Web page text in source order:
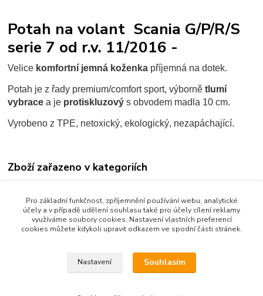
Potah na volant Scania G/P/R/S
serie 7 od r.v. 11/2016 -
Velice komfortní jemná koženka příjemná na dotek.
Potah je z řady premium/comfort sport, výbornětlumí
vybrace a je protiskluzovýs obvodem madla 10 cm.
Vyrobeno z TPE, netoxický, ekologický, nezapáchající.
Zboží zařazeno v kategoriích
POTAHY VOLANTU
Scania
Pro základní funkčnost, zpříjemnění používání webu, analytické
účely a v případě udělení souhlasu také pro účely cílení reklamy
využíváme soubory cookies. Nastavení vlastních preferencí
cookies můžete kdykoli upravit odkazem ve spodní části stránek.
Nastavení Souhlasím